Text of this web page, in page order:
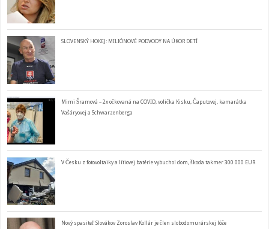
SLOVENSKÝ HOKEJ: MILIÓNOVÉ PODVODY NA ÚKOR DETÍ
Mimi Šramová – 2x očkovaná na COVID, volička Kisku, Čaputovej, kamarátka
Vašáryovej a Schwarzenberga
V Česku z fotovoltaiky a lítiovej batérie vybuchol dom, škoda takmer 300 000 EUR
Nový spasiteľ Slovákov Zoroslav Kollár je člen slobodomurárskej lóže